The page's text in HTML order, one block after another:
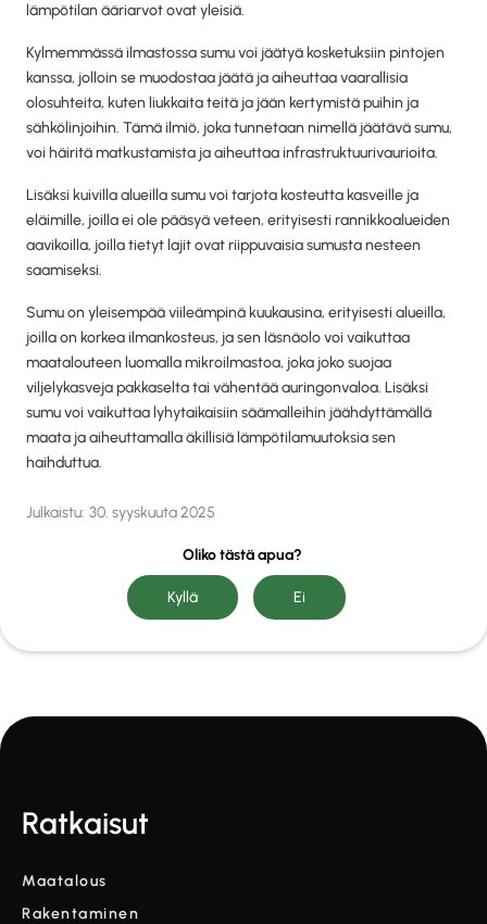
lämpötilan ääriarvot ovat yleisiä.
Kylmemmässä ilmastossa sumu voi jäätyä kosketuksiin pintojen
kanssa, jolloin se muodostaa jäätä ja aiheuttaa vaarallisia
olosuhteita, kuten liukkaita teitä ja jään kertymistä puihin ja
sähkölinjoihin. Tämä ilmiö, joka tunnetaan nimellä jäätävä sumu,
voi häiritä matkustamista ja aiheuttaa infrastruktuurivaurioita.
Lisäksi kuivilla alueilla sumu voi tarjota kosteutta kasveille ja
eläimille, joilla ei ole pääsyä veteen, erityisesti rannikkoalueiden
aavikoilla, joilla tietyt lajit ovat riippuvaisia sumusta nesteen
saamiseksi.
Sumu on yleisempää viileämpinä kuukausina, erityisesti alueilla,
joilla on korkea ilmankosteus, ja sen läsnäolo voi vaikuttaa
maatalouteen luomalla mikroilmastoa, joka joko suojaa
viljelykasveja pakkaselta tai vähentää auringonvaloa. Lisäksi
sumu voi vaikuttaa lyhytaikaisiin säämalleihin jäähdyttämällä
maata ja aiheuttamalla äkillisiä lämpötilamuutoksia sen
haihduttua.
Julkaistu: 30. syyskuuta 2025
Oliko tästä apua?
Ratkaisut
Maatalous
Rakentaminen